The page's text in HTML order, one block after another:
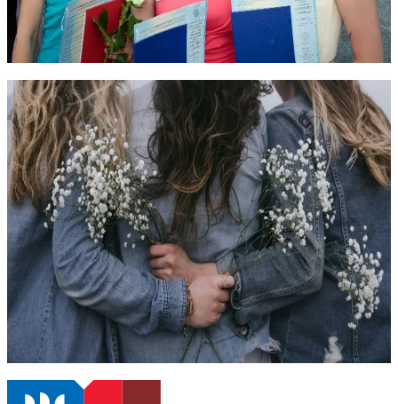
Очный
334 000₽
Клиническая психология
Понимающая психотерапия, 1 А ступень:
«Психотерапевтический этюд (супервизорский
практикум)»
Программа относится к циклу программ повышения
квалификации по понимающей психотерапии, разработанном
на факультете «Консультативная и клиническая психология»
60 часов
16.05.2027
Онлайн
22 000 ₽